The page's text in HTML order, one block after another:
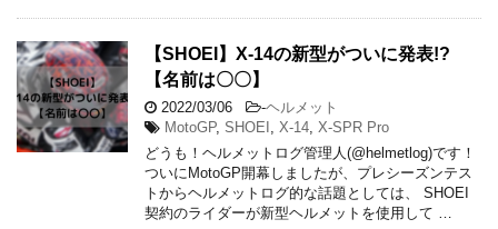
【SHOEI】X-14の新型がついに発表!?
【名前は〇〇】
2022/03/06 -ヘルメット
MotoGP, SHOEI X-14 X-SPR Pro
どうも！ヘルメットログ管理人(@helmetlog)です！
ついにMotoGP開幕しましたが、プレシーズンテス
トからヘルメットログ的な話題としては、 SHOEI
契約のライダーが新型ヘルメットを使用して …